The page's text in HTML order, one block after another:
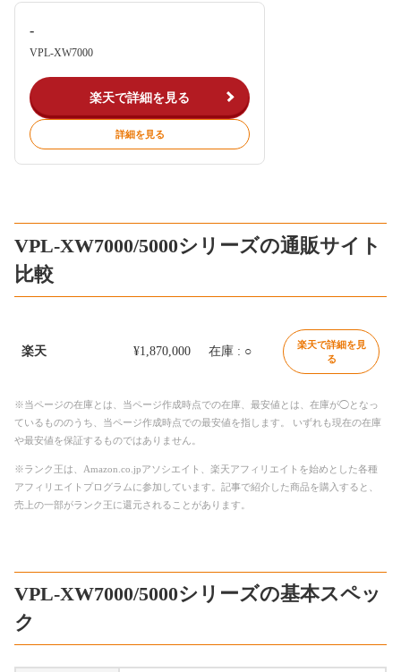
-
VPL-XW7000
楽天で詳細を見る
詳細を見る
VPL-XW7000/5000シリーズの通販サイト
比較
楽天 ¥1,870,000 在庫 : ○
楽天で詳細を見
る
※当ページの在庫とは、当ページ作成時点での在庫、最安値とは、在庫が◯となっ
ているもののうち、当ページ作成時点での最安値を指します。 いずれも現在の在庫
や最安値を保証するものではありません。
※ランク王は、Amazon.co.jpアソシエイト、楽天アフィリエイトを始めとした各種
アフィリエイトプログラムに参加しています。記事で紹介した商品を購入すると、
売上の一部がランク王に還元されることがあります。
VPL-XW7000/5000シリーズの基本スペッ
ク